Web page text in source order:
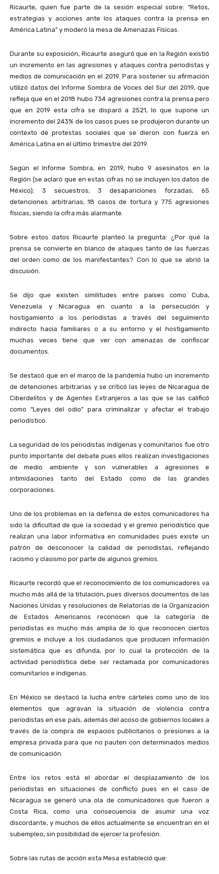
Ricaurte, quien fue parte de la sesión especial sobre: “Retos,
estrategias y acciones ante los ataques contra la prensa en
América Latina” y moderó la mesa de Amenazas Físicas.
Durante su exposición, Ricaurte aseguró que en la Región existió
un incremento en las agresiones y ataques contra periodistas y
medios de comunicación en el 2019. Para sostener su afirmación
utilizó datos del Informe Sombra de Voces del Sur del 2019, que
refleja que en el 2018 hubo 734 agresiones contra la prensa pero
que en 2019 esta cifra se disparó a 2521, lo que supone un
incremento del 243% de los casos pues se produjeron durante un
contexto de protestas sociales que se dieron con fuerza en
América Latina en el último trimestre del 2019.
Según el Informe Sombra, en 2019, hubo 9 asesinatos en la
Región (se aclaró que en estas cifras no se incluyen los datos de
México); 3 secuestros; 3 desapariciones forzadas; 65
detenciones arbitrarias; 18 casos de tortura y 775 agresiones
físicas, siendo la cifra más alarmante.
Sobre estos datos Ricaurte planteó la pregunta: ¿Por qué la
prensa se convierte en blanco de ataques tanto de las fuerzas
del orden como de los manifestantes? Con lo que se abrió la
discusión.
Se dijo que existen similitudes entre países como Cuba,
Venezuela y Nicaragua en cuanto a la persecución y
hostigamiento a los periodistas a través del seguimiento
indirecto hacia familiares o a su entorno y el hostigamiento
muchas veces tiene que ver con amenazas de confiscar
documentos.
Se destacó que en el marco de la pandemia hubo un incremento
de detenciones arbitrarias y se criticó las leyes de Nicaragua de
Ciberdelitos y de Agentes Extranjeros a las que se las calificó
como “Leyes del odio” para criminalizar y afectar el trabajo
periodístico.
La seguridad de los periodistas indígenas y comunitarios fue otro
punto importante del debate pues ellos realizan investigaciones
de medio ambiente y son vulnerables a agresiones e
intimidaciones tanto del Estado como de las grandes
corporaciones.
Uno de los problemas en la defensa de estos comunicadores ha
sido la dificultad de que la sociedad y el gremio periodístico que
realizan una labor informativa en comunidades pues existe un
patrón de desconocer la calidad de periodistas, reflejando
racismo y clasismo por parte de algunos gremios.
Ricaurte recordó que el reconocimiento de los comunicadores va
mucho más allá de la titulación, pues diversos documentos de las
Naciones Unidas y resoluciones de Relatorías de la Organización
de Estados Americanos reconocen que la categoría de
periodistas es mucho más amplia de lo que reconocen ciertos
gremios e incluye a los ciudadanos que producen información
sistemática que es difunda, por lo cual la protección de la
actividad periodística debe ser reclamada por comunicadores
comunitarios e indígenas.
En México se destacó la lucha entre cárteles como uno de los
elementos que agravan la situación de violencia contra
periodistas en ese país, además del acoso de gobiernos locales a
través de la compra de espacios publicitarios o presiones a la
empresa privada para que no pauten con determinados medios
de comunicación.
Entre los retos está el abordar el desplazamiento de los
periodistas en situaciones de conflicto pues en el caso de
Nicaragua se generó una ola de comunicadores que fueron a
Costa Rica, como una consecuencia de asumir una voz
discordante, y muchos de ellos actualmente se encuentran en el
subempleo, sin posibilidad de ejercer la profesión.
Sobre las rutas de acción esta Mesa estableció que: